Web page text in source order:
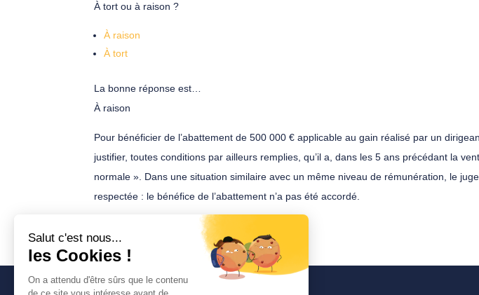
À tort ou à raison ?
À raison
À tort
La bonne réponse est…
À raison
Pour bénéficier de l’abattement de 500 000 € applicable au gain réalisé par un
justifier, toutes conditions par ailleurs remplies, qu’il a, dans les 5 ans précédant la
normale ». Dans une situation similaire avec un même niveau de rémunération, le
respectée : le bénéfice de l’abattement n’a pas été accordé.